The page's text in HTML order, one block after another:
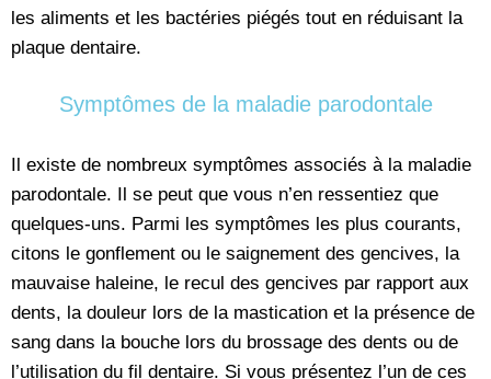
les aliments et les bactéries piégés tout en réduisant la
plaque dentaire.
Symptômes de la maladie parodontale
Il existe de nombreux symptômes associés à la maladie
parodontale. Il se peut que vous n’en ressentiez que
quelques-uns. Parmi les symptômes les plus courants,
citons le gonflement ou le saignement des gencives, la
mauvaise haleine, le recul des gencives par rapport aux
dents, la douleur lors de la mastication et la présence de
sang dans la bouche lors du brossage des dents ou de
l’utilisation du fil dentaire. Si vous présentez l’un de ces